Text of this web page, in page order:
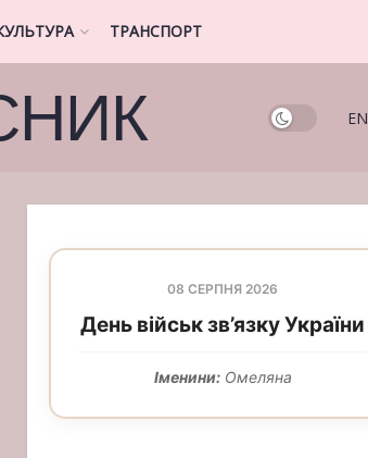
ТРАНСПОРТ
EN
08 СЕРПНЯ 2026
День військ зв’язку України
Іменини:Омеляна